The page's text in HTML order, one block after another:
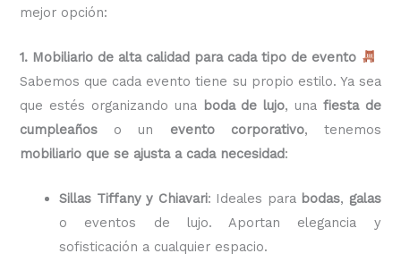
mejor opción:
1. Mobiliario de alta calidad para cada tipo de evento
Sabemos que cada evento tiene su propio estilo. Ya sea
que estés organizando una boda de lujo, una fiesta de
cumpleaños o un evento corporativo, tenemos
mobiliario que se ajusta a cada necesidad:
Sillas Tiffany y Chiavari: Ideales para bodas, galas
o eventos de lujo. Aportan elegancia y
sofisticación a cualquier espacio.